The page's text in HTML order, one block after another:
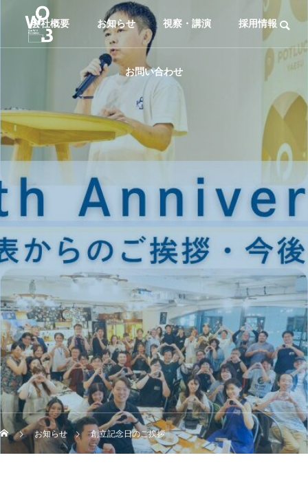
会社概要 お知らせ 視察・講演 採用情報
お問い合わせ
お知らせ 創立記念日のご挨拶